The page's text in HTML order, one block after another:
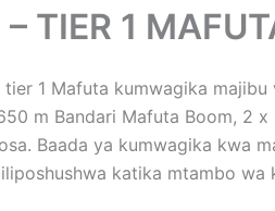
– TIER 1
1 Mafuta kumwagika majibu
m Bandari Mafuta Boom, 2
Baada ya kumwagika kwa
katika mtambo